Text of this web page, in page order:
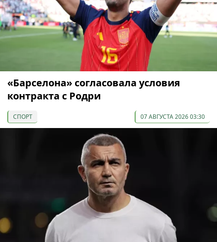
«Барселона» согласовала условия
контракта с Родри
СПОРТ 07 АВГУСТА 2026 03:30